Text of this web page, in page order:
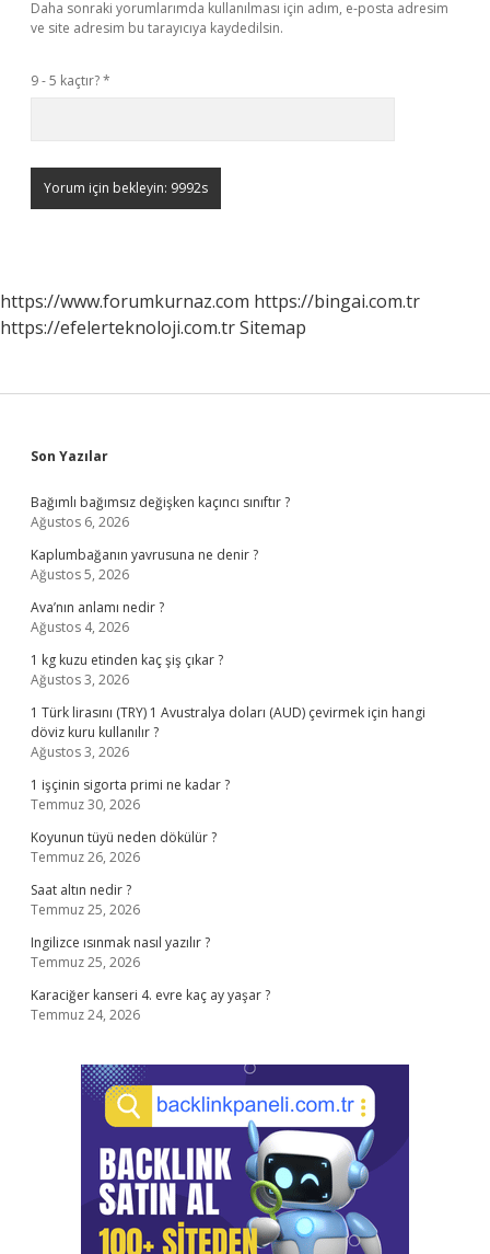
Daha sonraki yorumlarımda kullanılması için adım, e-posta adresim
ve site adresim bu tarayıcıya kaydedilsin.
9 - 5 kaçtır?*
https://www.forumkurnaz.com https://bingai.com.tr
https://efelerteknoloji.com.trSitemap
Sidebar
Son Yazılar
Bağımlı bağımsız değişken kaçıncı sınıftır ?
Ağustos 6, 2026
Kaplumbağanın yavrusuna ne denir ?
Ağustos 5, 2026
Ava’nın anlamı nedir ?
Ağustos 4, 2026
1 kg kuzu etinden kaç şiş çıkar ?
Ağustos 3, 2026
1 Türk lirasını (TRY) 1 Avustralya doları (AUD) çevirmek için hangi
döviz kuru kullanılır ?
Ağustos 3, 2026
1 işçinin sigorta primi ne kadar ?
Temmuz 30, 2026
Koyunun tüyü neden dökülür ?
Temmuz 26, 2026
Saat altın nedir ?
Temmuz 25, 2026
Ingilizce ısınmak nasıl yazılır ?
Temmuz 25, 2026
Karaciğer kanseri 4. evre kaç ay yaşar ?
Temmuz 24, 2026